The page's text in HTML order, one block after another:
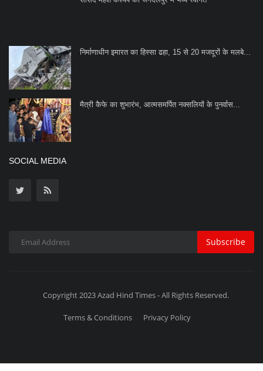
निर्माणाधीन इमारत का हिस्सा ढहा, 15 से 20 मजदूरों के मलबे...
मैत्री कैफे का शुभारंभ, आत्मसमर्पित नक्सलियों के पुनर्वास...
SOCIAL MEDIA
Subscribe
Copyright 2023 Azad Hind Times - All Rights Reserved.
Terms & Conditions Privacy Policy